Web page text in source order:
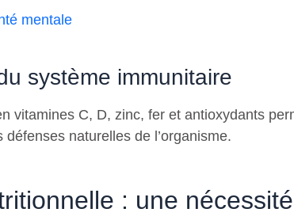
mentale
système immunitaire
vitamines C, D, zinc, fer et antioxydants
naturelles de l’organisme.
: une